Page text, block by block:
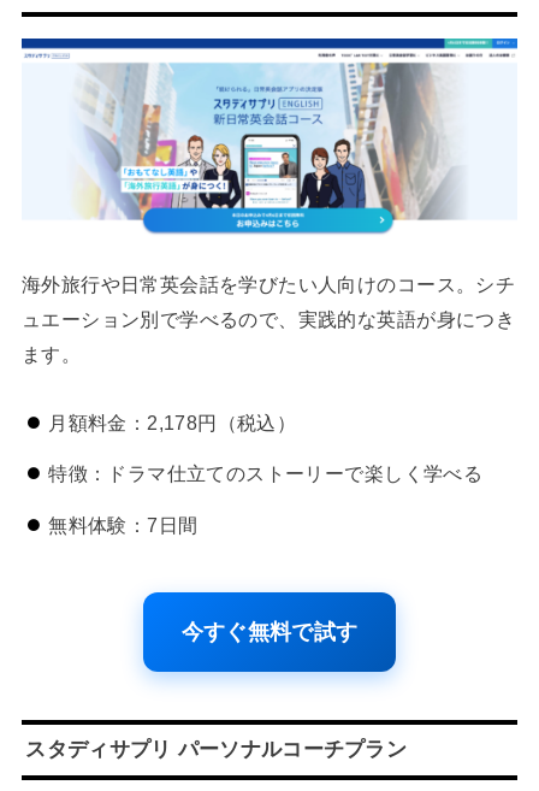
海外旅行や日常英会話を学びたい人向けのコース。シチ
ュエーション別で学べるので、実践的な英語が身につき
ます。
月額料金：2,178円（税込）
特徴：ドラマ仕立てのストーリーで楽しく学べる
無料体験：7日間
今すぐ無料で試す
スタディサプリ パーソナルコーチプラン